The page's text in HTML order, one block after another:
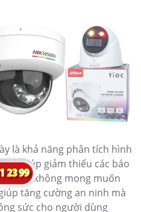
là khả năng phân tích hình
giúp giảm thiểu các báo
thể không mong muốn
tăng cường an ninh mà
sức cho người dùng